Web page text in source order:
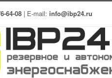
64-08 | E-mail: info@ibp24.ru